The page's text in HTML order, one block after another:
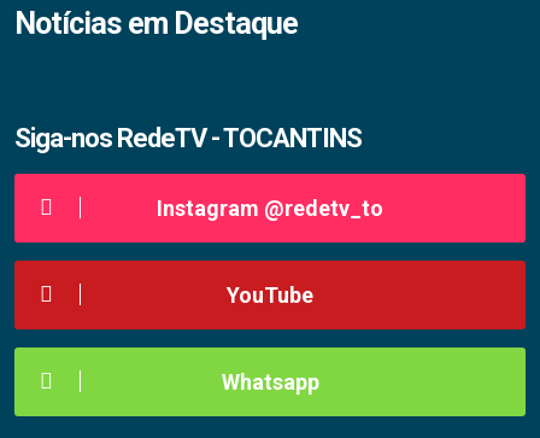
Notícias em Destaque
Siga-nos RedeTV - TOCANTINS
Instagram @redetv_to
YouTube
Whatsapp